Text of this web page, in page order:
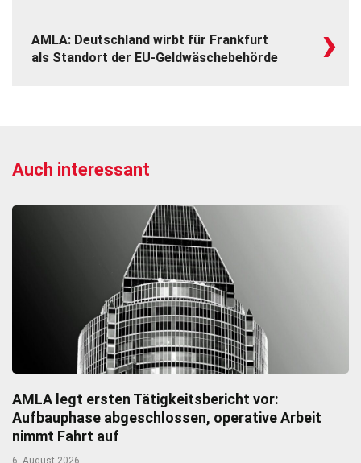
AMLA: Deutschland wirbt für Frankfurt
als Standort der EU-Geldwäschebehörde
›
Auch interessant
AMLA legt ersten Tätigkeitsbericht vor:
Aufbauphase abgeschlossen, operative Arbeit
nimmt Fahrt auf
6. August 2026